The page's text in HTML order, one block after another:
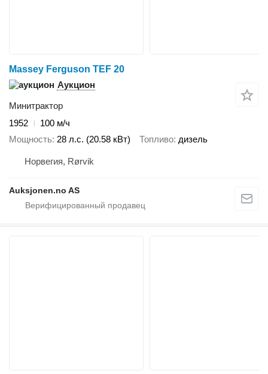
Massey Ferguson TEF 20
Аукцион
Минитрактор
1952
100 м/ч
Мощность 28 л.с. (20.58 кВт) Топливо дизель
Норвегия, Rørvik
Auksjonen.no AS